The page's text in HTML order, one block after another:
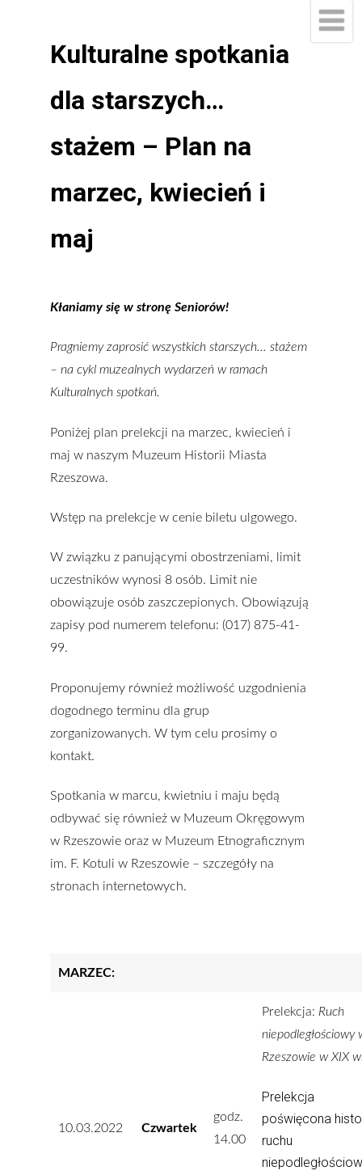
Kulturalne spotkania
dla starszych…
stażem – Plan na
marzec, kwiecień i
maj
Kłaniamy się w stronę Seniorów!
Pragniemy zaprosić wszystkich starszych… stażem
– na cykl muzealnych wydarzeń w ramach
Kulturalnych spotkań.
Poniżej plan prelekcji na marzec, kwiecień i
maj w naszym Muzeum Historii Miasta
Rzeszowa.
Wstęp na prelekcje w cenie biletu ulgowego.
W związku z panującymi obostrzeniami, limit
uczestników wynosi 8 osób. Limit nie
obowiązuje osób zaszczepionych. Obowiązują
zapisy pod numerem telefonu: (017) 875-41-
99.
Proponujemy również możliwość uzgodnienia
dogodnego terminu dla grup
zorganizowanych. W tym celu prosimy o
kontakt.
Spotkania w marcu, kwietniu i maju będą
odbywać się również w Muzeum Okręgowym
w Rzeszowie oraz w Muzeum Etnograficznym
im. F. Kotuli w Rzeszowie – szczegóły na
stronach internetowych.
MARZEC:
10.03.2022 Czwartek
godz.
14.00
Prelekcja: Ruch
niepodległościowy
Rzeszowie w XIX
Prelekcja
poświęcona
ruchu